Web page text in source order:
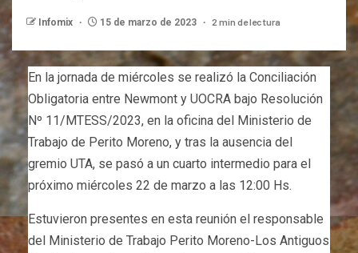
Infomix 15 de marzo de 2023 2 min de lectura
En la jornada de miércoles se realizó la Conciliación
Obligatoria entre Newmont y UOCRA bajo Resolución
Nº 11/MTESS/2023, en la oficina del Ministerio de
Trabajo de Perito Moreno, y tras la ausencia del
gremio UTA, se pasó a un cuarto intermedio para el
próximo miércoles 22 de marzo a las 12:00 Hs.
Estuvieron presentes en esta reunión el responsable
del Ministerio de Trabajo Perito Moreno-Los Antiguos